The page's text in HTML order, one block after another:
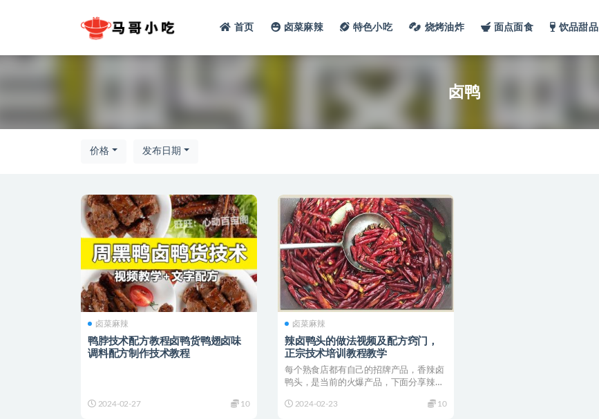
首页 卤菜麻辣 特色小吃 烧烤油炸 面点面食 饮品甜品
卤鸭
价格 发布日期
卤菜麻辣
鸭脖技术配方教程卤鸭货鸭翅卤味
调料配方制作技术教程
2024-02-27 10
卤菜麻辣
辣卤鸭头的做法视频及配方窍门，
正宗技术培训教程教学
每个熟食店都有自己的招牌产品，香辣卤
鸭头，是当前的火爆产品，下面分享辣卤
2024-02-23
10